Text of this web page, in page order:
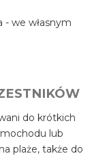
- we własnym
do krótkich
lub
plaże, także do